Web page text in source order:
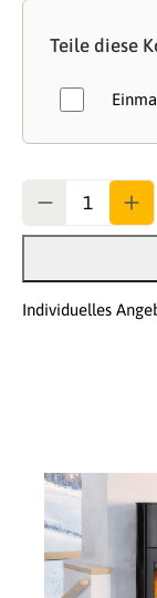
Teile diese
Individuelles